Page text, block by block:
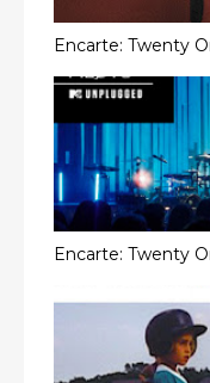
Encarte: Twenty
Encarte: Twenty